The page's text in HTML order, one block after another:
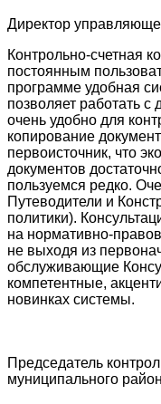
Директор
Контрольно-счетная
постоянным
программе удобная
позволяет работать
очень удобно для
копирование
первоисточник, что
документов
пользуемся редко.
Путеводители и
политики).
на нормативно-
не выходя из
обслуживающие
компетентные,
новинках системы.
Председатель
муниципального